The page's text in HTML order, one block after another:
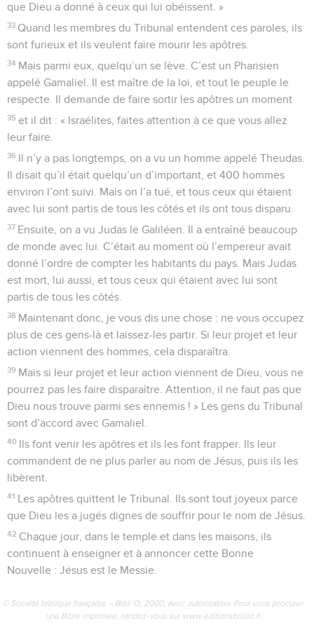
que Dieu a donné à ceux qui lui obéissent. »
33 Quand les membres du Tribunal entendent ces paroles, ils
sont furieux et ils veulent faire mourir les apôtres.
34 Mais parmi eux, quelqu’un se lève. C’est un Pharisien
appelé Gamaliel. Il est maître de la loi, et tout le peuple le
respecte. Il demande de faire sortir les apôtres un moment
35 et il dit : « Israélites, faites attention à ce que vous allez
leur faire.
36 Il n’y a pas longtemps, on a vu un homme appelé Theudas.
Il disait qu’il était quelqu’un d’important, et 400 hommes
environ l’ont suivi. Mais on l’a tué, et tous ceux qui étaient
avec lui sont partis de tous les côtés et ils ont tous disparu.
37 Ensuite, on a vu Judas le Galiléen. Il a entraîné beaucoup
de monde avec lui. C’était au moment où l’empereur avait
donné l’ordre de compter les habitants du pays. Mais Judas
est mort, lui aussi, et tous ceux qui étaient avec lui sont
partis de tous les côtés.
38 Maintenant donc, je vous dis une chose : ne vous occupez
plus de ces gens-là et laissez-les partir. Si leur projet et leur
action viennent des hommes, cela disparaîtra.
39 Mais si leur projet et leur action viennent de Dieu, vous ne
pourrez pas les faire disparaître. Attention, il ne faut pas que
Dieu nous trouve parmi ses ennemis ! » Les gens du Tribunal
sont d’accord avec Gamaliel.
40 Ils font venir les apôtres et ils les font frapper. Ils leur
commandent de ne plus parler au nom de Jésus, puis ils les
libèrent.
41 Les apôtres quittent le Tribunal. Ils sont tout joyeux parce
que Dieu les a jugés dignes de souffrir pour le nom de Jésus.
42 Chaque jour, dans le temple et dans les maisons, ils
continuent à enseigner et à annoncer cette Bonne
Nouvelle : Jésus est le Messie.
© Société biblique française – Bibli’O, 2000, avec autorisation. Pour vous procurer
une Bible imprimée, rendez-vous sur www.editionsbiblio.fr